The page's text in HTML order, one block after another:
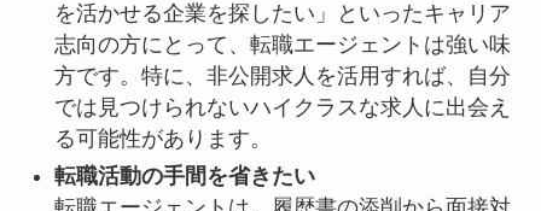
を活かせる企業を探したい」といったキャリア
志向の方にとって、転職エージェントは強い味
方です。特に、非公開求人を活用すれば、自分
では見つけられないハイクラスな求人に出会え
る可能性があります。
転職活動の手間を省きたい